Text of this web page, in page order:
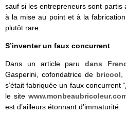
sauf si les entrepreneurs sont partis
à la mise au point et à la
plutôt rare.
S’inventer un faux concurrent
Dans un article parudans
Gasperini, cofondatrice de bricool
s’était fabriquée un faux concurrent “
le site
est d’ailleurs étonnant d’immaturité.